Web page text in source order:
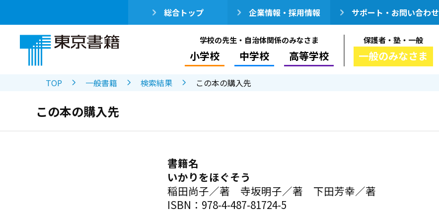
総合トップ 企業情報・採用情報 サポート・お問い合わせ
学校の先生・自治体関係のみなさま
小学校 中学校 高等学校
保護者・塾・一般
一般のみなさま
TOP 一般書籍 検索結果 この本の購入先
この本の購入先
書籍名
いかりをほぐそう
稲田尚子／著 寺坂明子／著 下田芳幸／著
ISBN：978-4-487-81724-5